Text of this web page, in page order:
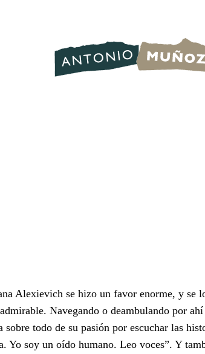
Alexievich se hizo un favor enorme, y se
Navegando o deambulando por
todo de su pasión por escuchar las
Yo soy un oído humano. Leo voces”. Y